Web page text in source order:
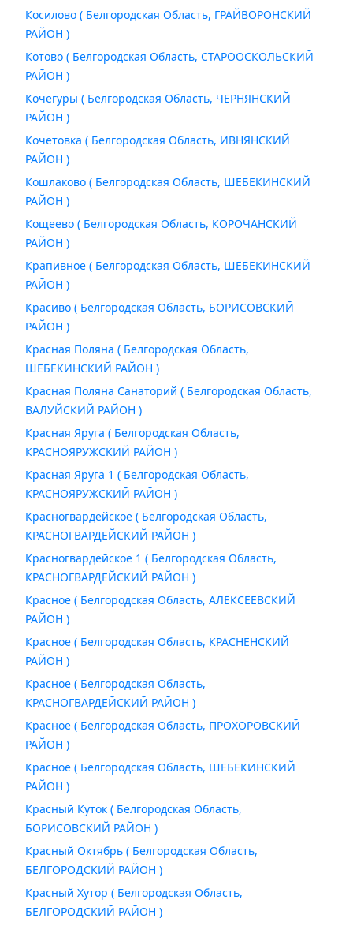
Косилово ( Белгородская Область, ГРАЙВОРОНСКИЙ
РАЙОН )
Котово ( Белгородская Область, СТАРООСКОЛЬСКИЙ
РАЙОН )
Кочегуры ( Белгородская Область, ЧЕРНЯНСКИЙ
РАЙОН )
Кочетовка ( Белгородская Область, ИВНЯНСКИЙ
РАЙОН )
Кошлаково ( Белгородская Область, ШЕБЕКИНСКИЙ
РАЙОН )
Кощеево ( Белгородская Область, КОРОЧАНСКИЙ
РАЙОН )
Крапивное ( Белгородская Область, ШЕБЕКИНСКИЙ
РАЙОН )
Красиво ( Белгородская Область, БОРИСОВСКИЙ
РАЙОН )
Красная Поляна ( Белгородская Область,
ШЕБЕКИНСКИЙ РАЙОН )
Красная Поляна Санаторий ( Белгородская Область,
ВАЛУЙСКИЙ РАЙОН )
Красная Яруга ( Белгородская Область,
КРАСНОЯРУЖСКИЙ РАЙОН )
Красная Яруга 1 ( Белгородская Область,
КРАСНОЯРУЖСКИЙ РАЙОН )
Красногвардейское ( Белгородская Область,
КРАСНОГВАРДЕЙСКИЙ РАЙОН )
Красногвардейское 1 ( Белгородская Область,
КРАСНОГВАРДЕЙСКИЙ РАЙОН )
Красное ( Белгородская Область, АЛЕКСЕЕВСКИЙ
РАЙОН )
Красное ( Белгородская Область, КРАСНЕНСКИЙ
РАЙОН )
Красное ( Белгородская Область,
КРАСНОГВАРДЕЙСКИЙ РАЙОН )
Красное ( Белгородская Область, ПРОХОРОВСКИЙ
РАЙОН )
Красное ( Белгородская Область, ШЕБЕКИНСКИЙ
РАЙОН )
Красный Куток ( Белгородская Область,
БОРИСОВСКИЙ РАЙОН )
Красный Октябрь ( Белгородская Область,
БЕЛГОРОДСКИЙ РАЙОН )
Красный Хутор ( Белгородская Область,
БЕЛГОРОДСКИЙ РАЙОН )